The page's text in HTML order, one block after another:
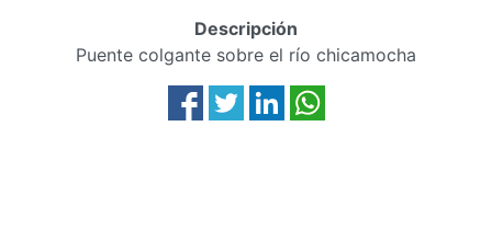
Descripción
Puente colgante sobre el río chicamocha